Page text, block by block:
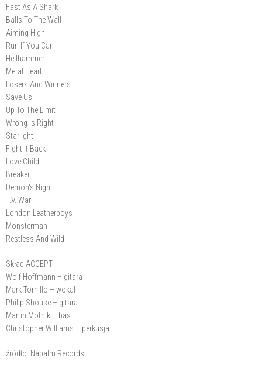
Fast As A Shark
Balls To The Wall
Aiming High
Run If You Can
Hellhammer
Metal Heart
Losers And Winners
Save Us
Up To The Limit
Wrong Is Right
Starlight
Fight It Back
Love Child
Breaker
Demon's Night
T.V. War
London Leatherboys
Monsterman
Restless And Wild
Skład ACCEPT
Wolf Hoffmann – gitara
Mark Tornillo – wokal
Philip Shouse – gitara
Martin Motnik – bas
Christopher Williams – perkusja
źródło: Napalm Records